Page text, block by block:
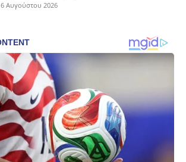
6 Αυγούστου 2026